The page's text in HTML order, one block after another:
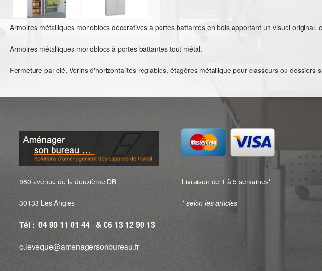
Armoires métalliques monoblocs décoratives à portes battantes en bois apportant un visuel original,
Armoires métalliques monoblocs à portes battantes tout métal.
Fermeture par clé, Vérins d'horizontalités réglables, étagères métallique pour classeurs ou dossiers
980 avenue de la deuxième DB
30133 Les Angles
Tél : 04 90 11 01 44 & 06 13 12 90 13
c.leveque@amenagersonbureau.fr
Livraison de 1 à 5 semaines*
* selon les articles